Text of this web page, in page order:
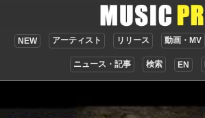
NEW アーティスト リリース 動画・MV
ニュース・記事 検索 EN